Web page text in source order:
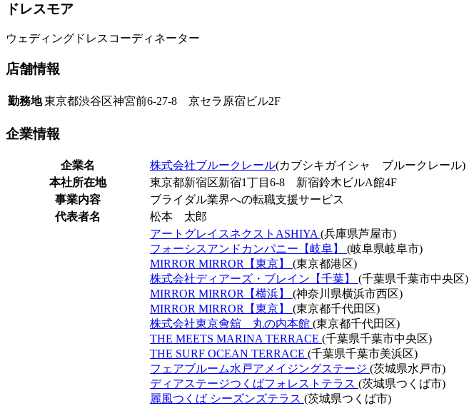
ドレスモア
ウェディングドレスコーディネーター
店舗情報
勤務地東京都渋谷区神宮前6-27-8 京セラ原宿ビル2F
企業情報
企業名 株式会社ブルークレール(カブシキガイシャ ブルークレール)
本社所在地
東京都新宿区新宿1丁目6-8 新宿鈴木ビルA館4F
事業内容
ブライダル業界への転職支援サービス
代表者名
松本 太郎
アートグレイスネクストASHIYA (兵庫県芦屋市)
フォーシスアンドカンパニー【岐阜】 (岐阜県岐阜市)
MIRROR MIRROR【東京】 (東京都港区)
株式会社ディアーズ・ブレイン【千葉】 (千葉県千葉市中央区)
MIRROR MIRROR【横浜】 (神奈川県横浜市西区)
MIRROR MIRROR【東京】 (東京都千代田区)
株式会社東京會舘 丸の内本館 (東京都千代田区)
THE MEETS MARINA TERRACE (千葉県千葉市中央区)
THE SURF OCEAN TERRACE (千葉県千葉市美浜区)
フェアブルーム水戸アメイジングステージ (茨城県水戸市)
ディアステージつくばフォレストテラス (茨城県つくば市)
麗風つくば シーズンズテラス (茨城県つくば市)